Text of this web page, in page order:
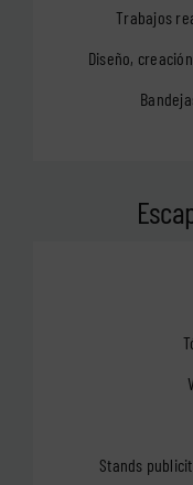
Trabajos
Diseño,
Stands